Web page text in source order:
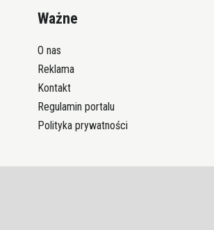
Ważne
O nas
Reklama
Kontakt
Regulamin portalu
Polityka prywatności